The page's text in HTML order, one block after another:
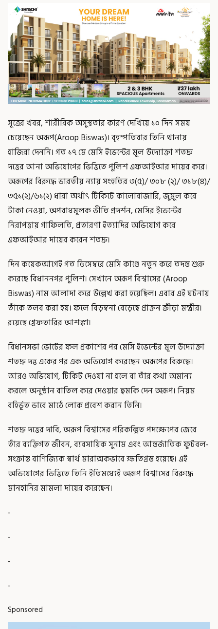
সূত্রের খবর, শারীরিক অসুস্থতার কারণ দেখিয়ে ১০ দিন সময়
চেয়েছেন অরূপ(Aroop Biswas)। বৃহস্পতিবার তিনি থানায়
হাজিরা দেননি। গত ১৭ মে মেসি ইভেন্টের মূল উদ্যোক্তা শতদ্রু
দত্তের আনা অভিযোগের ভিত্তিতে পুলিশ এফআইআর দায়ের করে।
অরূপের বিরুদ্ধে ভারতীয় ন্যায় সংহতির ৩(৫)/ ৩০৮ (২)/ ৩১৮(৪)/
৩৫১(২)/৬১(২) ধারা অর্থাৎ টিকিটে কালোবাজারি, জুমুল করে
টাকা নেওয়া, অপরাধমূলক ভীতি প্রদর্শন, মেসির ইভেন্টের
নিরাপত্তায় গাফিলতি, প্রতারণা ইত্যাদির অভিযোগ করে
এফআইআর দায়ের করেন শতদ্রু।
দিন কয়েকআগেই গত ডিসেম্বরে মেসি কাণ্ডে নতুন করে তদন্ত শুরু
করেছে বিধাননগর পুলিশ। সেখানে অরূপ বিশ্বাসের (Aroop
Biswas) নাম আলাদা করে উল্লেখ করা হয়েছিল। এবার এই ঘটনায়
তাঁকে তলব করা হয়। ফলে বিড়ম্বনা বেড়েছে প্রাক্তন ক্রীড়া মন্ত্রীর।
রয়েছে গ্রেফতারির আশঙ্কা।
বিধানসভা ভোটের ফল প্রকাশের পর মেসি ইভেন্টের মূল উদ্যোক্তা
শতদ্রু দত্ত একের পর এক অভিযোগ করেছেন অরূপের বিরুদ্ধে।
আরও অভিযোগ, টিকিট দেওয়া না হলে বা তাঁর কথা অমান্য
করলে অনুষ্ঠান বাতিল করে দেওয়ার হুমকি দেন অরূপ। নিয়ম
বহির্ভূত ভাবে মাঠে লোক প্রবেশ করান তিনি।
শতদ্রু দত্তের দাবি, অরূপ বিশ্বাসের পরিকল্পিত পদক্ষেপের জেরে
তাঁর ব্যক্তিগত জীবন, ব্যবসায়িক সুনাম এবং আন্তর্জাতিক ফুটবল-
সংক্রান্ত বাণিজ্যিক স্বার্থ মারাত্মকভাবে ক্ষতিগ্রস্ত হয়েছে। এই
অভিযোগের ভিত্তিতে তিনি ইতিমধ্যেই অরূপ বিশ্বাসের বিরুদ্ধে
মানহানির মামলা দায়ের করেছেন।
-
-
-
-
Sponsored